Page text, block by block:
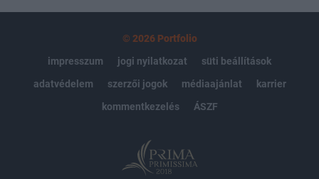
© 2026 Portfolio
impresszum
jogi nyilatkozat
süti beállítások
adatvédelem
szerzői jogok médiaajánlat
karrier
kommentkezelés
ÁSZF